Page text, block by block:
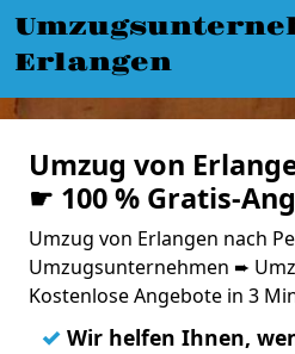
Erlangen
Umzug von
☛ 100 % Gratis-
Umzug von Erlangen nach
Umzugsunternehmen ➨
Kostenlose Angebote in 3
✓ Wir helfen Ihnen,